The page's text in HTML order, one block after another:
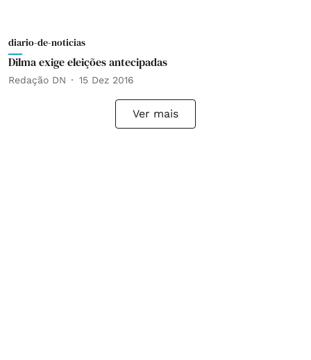
diario-de-noticias
Dilma exige eleições antecipadas
Redação DN 15 Dez 2016
Ver mais